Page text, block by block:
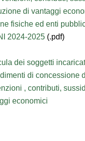
di vantaggi
fisiche ed enti
2024-2025 (.pdf)
dei soggetti
di concessione
, contributi,
economici